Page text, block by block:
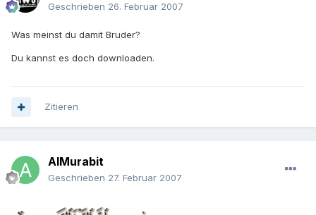
Geschrieben 26. Februar 2007
Was meinst du damit Bruder?
Du kannst es doch downloaden.
Zitieren
AlMurabit
Geschrieben 27. Februar 2007